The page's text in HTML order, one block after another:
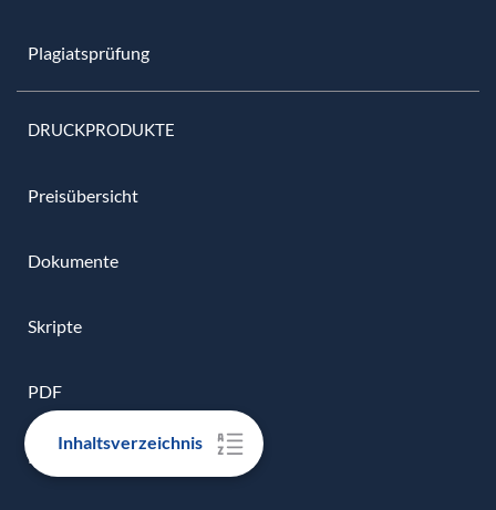
Inhaltsverzeichnis
Plagiatsprüfung
DRUCKPRODUKTE
Preisübersicht
Dokumente
Skripte
PDF
DIN A3